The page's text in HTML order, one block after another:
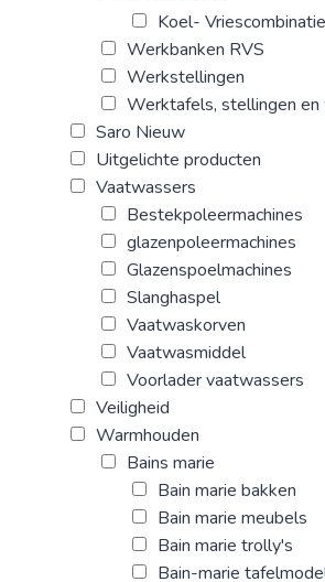
Koel-
Werkbanken RVS
Werkstellingen
Werktafels, stellingen en
Saro Nieuw
Uitgelichte producten
Vaatwassers
Bestekpoleermachines
glazenpoleermachines
Glazenspoelmachines
Slanghaspel
Vaatwaskorven
Vaatwasmiddel
Voorlader vaatwassers
Veiligheid
Warmhouden
Bains marie
Bain marie bakken
Bain marie meubels
Bain marie trolly's
Bain-marie